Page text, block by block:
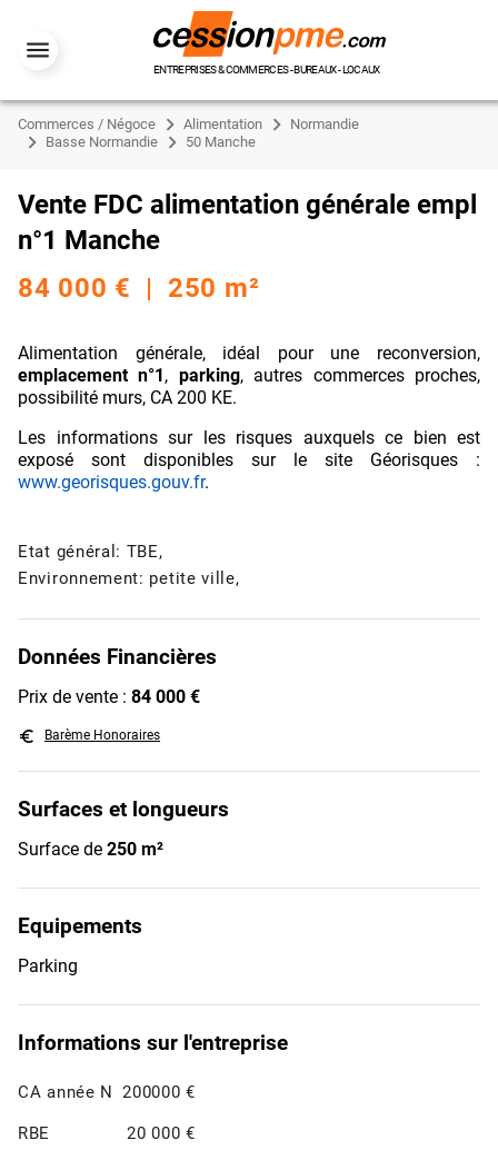
ENTREPRISES & COMMERCES - BUREAUX - LOCAUX
Commerces / Négoce Alimentation
Normandie
Basse Normandie
50 Manche
Vente FDC alimentation générale empl
n°1 Manche
84 000 € | 250 m²
Alimentation générale, idéal pour une reconversion,
emplacement n°1, parking, autres commerces proches,
possibilité murs, CA 200 KE.
Les informations sur les risques auxquels ce bien est
exposé sont disponibles sur le site Géorisques :
www.georisques.gouv.fr.
Etat général: TBE,
Environnement: petite ville,
Données Financières
Prix de vente : 84 000 €
euro_symbol Barème Honoraires
Surfaces et longueurs
Surface de 250 m²
Equipements
Parking
Informations sur l'entreprise
CA année N 200000 €
RBE 20 000 €